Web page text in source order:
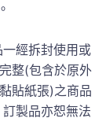
經拆封使用或
整(包含於原外
貼紙張)之商品
製品亦恕無法